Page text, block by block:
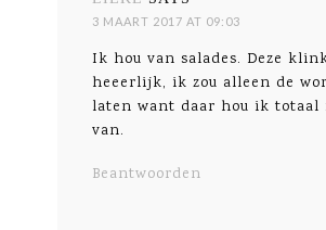
3 MAART 2017 AT 09:03
Ik hou van salades. Deze
heeerlijk, ik zou alleen de
laten want daar hou ik totaal
van.
Beantwoorden